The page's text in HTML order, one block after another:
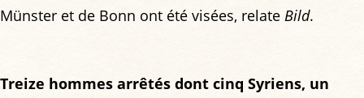
Münster et de Bonn ont été visées, relate Bild.
Treize hommes arrêtés dont cinq Syriens, un